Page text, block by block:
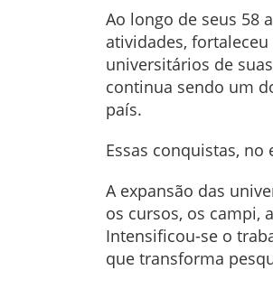
Ao longo de seus 58
atividades,
universitários de
continua sendo um
país.
Essas conquistas,
A expansão das
os cursos, os campi,
Intensificou-se o
que transforma